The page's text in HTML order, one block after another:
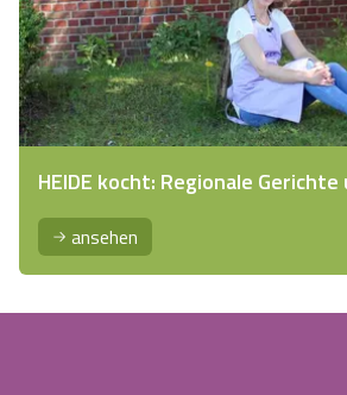
HEIDE kocht: Regionale
ansehen